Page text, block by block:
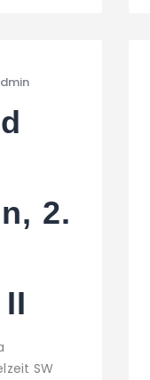
2.
SW